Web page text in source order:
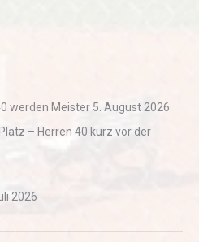
werden Meister 5. August 2026
– Herren 40 kurz vor der
2026